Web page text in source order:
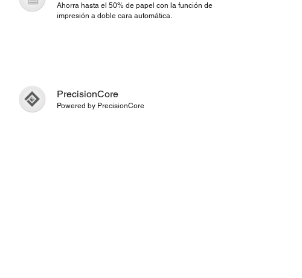
Ahorra hasta el 50% de papel con la función de
impresión a doble cara automática.
PrecisionCore
Powered by PrecisionCore